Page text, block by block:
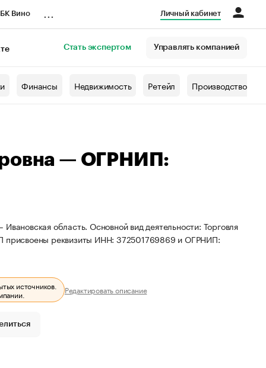
Вино Личный кабинет
Стать экспертом Управлять компанией
Финансы Недвижимость Ретейл Производство
— ОГРНИП:
область. Основной вид деятельности: Торговля
присвоены реквизиты ИНН: 372501769869 и ОГРНИП:
источников.
Редактировать описание